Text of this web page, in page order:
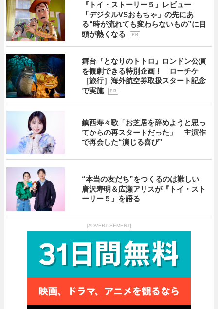
『トイ・ストーリー５』レビュー
「デジタルVSおもちゃ」の先にあ
る“時が流れても変わらないもの”に目
頭が熱くなる
P R
舞台『となりのトトロ』ロンドン公演
を観劇できる特別企画！ ローチケ
［旅行］海外航空券取扱スタート記念
で実施
P R
鎮西寿々歌「お芝居を辞めようと思っ
てからの再スタートだった」 主演作
で再会した“演じる喜び”
“本当の友だち”をつくるのは難しい
唐沢寿明＆広瀬アリスが『トイ・スト
ーリー５』を語る
[ADVERTISEMENT]